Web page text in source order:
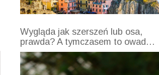
Wygląda jak szerszeń lub osa,
prawda? A tymczasem to owad…